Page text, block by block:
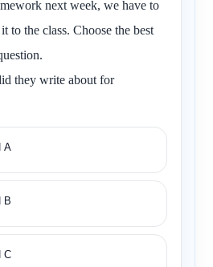
next week, we have to
to the class. Choose the best
they write about for
A
B
C